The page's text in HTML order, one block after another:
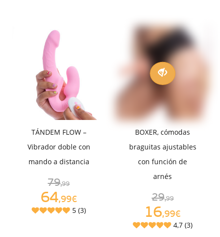
TÁNDEM FLOW –
Vibrador doble con
mando a distancia
79,99
64,99€
5 (3)
BOXER, cómodas
braguitas ajustables
con función de
arnés
29,99
16,99€
4,7 (3)